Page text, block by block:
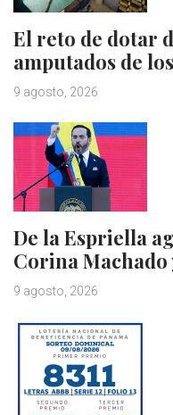
El reto de dotar
amputados de
9 agosto, 2026
De la Espriella
Corina
9 agosto, 2026